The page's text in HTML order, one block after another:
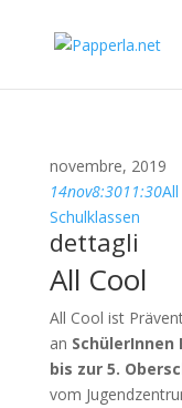
novembre, 2019
14nov8:3011:30
Schulklassen
dettagli
All Cool
All Cool ist
an
bis zur 5.
vom